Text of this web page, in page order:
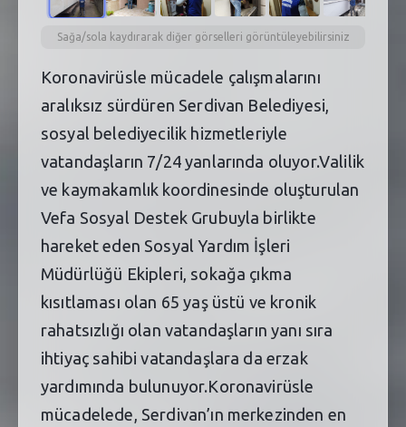
Sağa/sola kaydırarak diğer görselleri görüntüleyebilirsiniz
Koronavirüsle mücadele çalışmalarını
aralıksız sürdüren Serdivan Belediyesi,
sosyal belediyecilik hizmetleriyle
vatandaşların 7/24 yanlarında oluyor.Valilik
ve kaymakamlık koordinesinde oluşturulan
Vefa Sosyal Destek Grubuyla birlikte
hareket eden Sosyal Yardım İşleri
Müdürlüğü Ekipleri, sokağa çıkma
kısıtlaması olan 65 yaş üstü ve kronik
rahatsızlığı olan vatandaşların yanı sıra
ihtiyaç sahibi vatandaşlara da erzak
yardımında bulunuyor.Koronavirüsle
mücadelede, Serdivan’ın merkezinden en
PAZAR YERLERI
PLANETARYUM